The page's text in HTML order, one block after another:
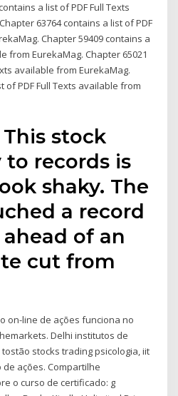
a list of PDF Full Texts
63764 contains a list of PDF
Chapter 59409 contains a
from EurekaMag. Chapter 65021
available from EurekaMag.
of PDF Full Texts available from
This stock
records is
shaky. The
a record
of an
cut from
on-line de ações funciona no
Delhi institutos de
stocks trading psicologia, iit
ações. Compartilhe
o curso de certificado: g